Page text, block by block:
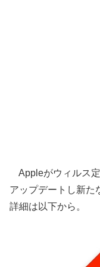
Appleがウィルス
アップデートし新た
詳細は以下から。